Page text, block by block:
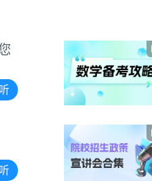
2027数学备考攻略
免费试听
2025-2027希赛
MBA/MEM院校招生政策
宣讲会合集
免费试听